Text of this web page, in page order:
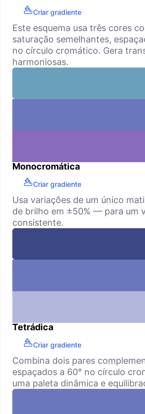
Criar gradiente
Este esquema usa três cores
saturação semelhantes,
no círculo cromático. Gera
harmoniosas.
Monocromática
Criar gradiente
Usa variações de um único
de brilho em ±50% — para um
consistente.
Tetrádica
Criar gradiente
Combina dois pares
espaçados a 60° no círculo
uma paleta dinâmica e